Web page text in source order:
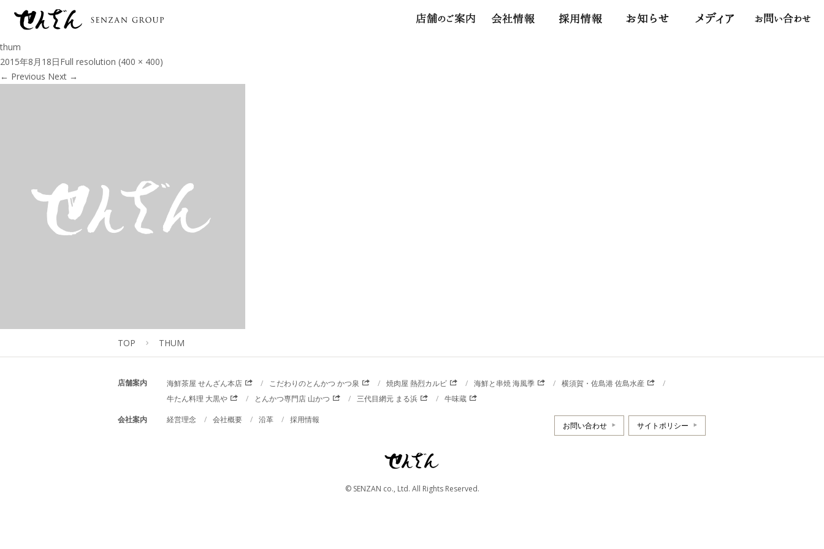
thum
2015年8月18日Full resolution (400 × 400)
← Previous Next →
TOP THUM
店舗案内 海鮮茶屋 せんざん本店 こだわりのとんかつ かつ泉 焼肉屋 熱烈カルビ 海鮮と串焼 海風季
横須賀・佐島港 佐島水産
牛たん料理 大黒や
とんかつ専門店 山かつ 三代目網元 まる浜
牛味蔵
会社案内
経営理念 会社概要 沿革 採用情報
お問い合わせ サイトポリシー
© SENZAN co., Ltd. All Rights Reserved.